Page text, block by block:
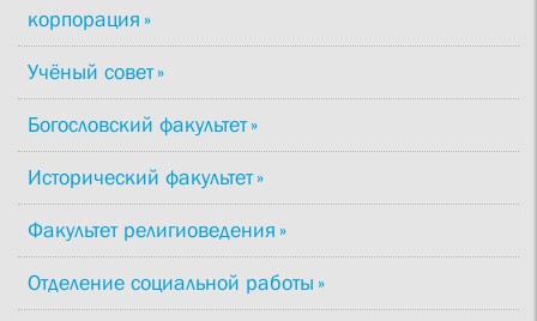
корпорация
Учёный совет
Богословский факультет
Исторический факультет
Факультет религиоведения
Отделение социальной работы